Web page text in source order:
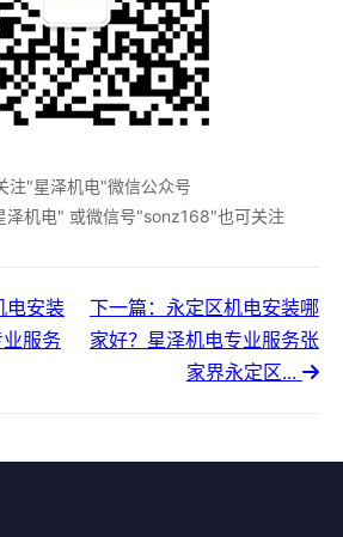
注"星泽机电"微信公众号
泽机电" 或微信号"sonz168"也可关注
电安装
服务
下一篇：永定区机电安装哪
家好？星泽机电专业服务张
家界永定区...